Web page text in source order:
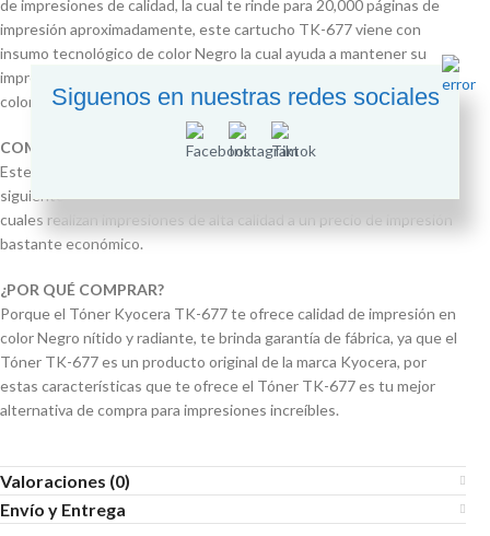
de impresiones de calidad, la cual te rinde para 20,000 páginas de
impresión aproximadamente, este cartucho TK-677 viene con
insumo tecnológico de color Negro la cual ayuda a mantener su
impresora en óptimas condiciones, para su rendimiento máximo del
color Negro se recomienda imprimir en hojas nuevas y no recicladas.
COMPATIBLE CON IMPRESORAS
Este Cartucho de Tóner TK-677 está fabricado para usarse en los
siguientes modelos de Impresora Kyocera KM-2540, KM-2560 las
cuales realizan impresiones de alta calidad a un precio de impresión
bastante económico.
¿POR QUÉ COMPRAR?
Porque el Tóner Kyocera TK-677 te ofrece calidad de impresión en
color Negro nítido y radiante, te brinda garantía de fábrica, ya que el
Tóner TK-677 es un producto original de la marca Kyocera, por
estas características que te ofrece el Tóner TK-677 es tu mejor
alternativa de compra para impresiones increíbles.
Valoraciones (0)
Envío y Entrega
Siguenos en nuestras redes sociales